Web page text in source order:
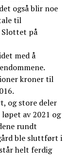
også blir noe
til
på
med å
kroner til
og store deler
av 2021 og
rundt
ble sluttført i
helt ferdig